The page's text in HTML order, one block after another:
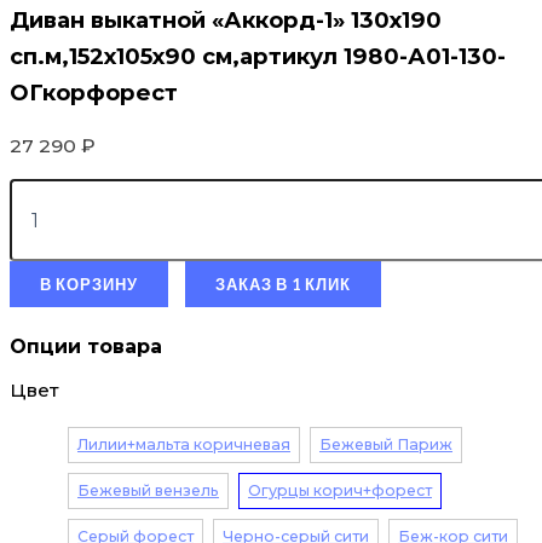
Диван выкатной «Аккорд-1» 130х190
сп.м,152х105х90 см,артикул 1980-А01-130-
ОГкорфорест
27 290 ₽
В КОРЗИНУ ЗАКАЗ В 1 КЛИК
Опции товара
Цвет
Лилии+мальта коричневая Бежевый Париж
Бежевый вензель Огурцы корич+форест
Серый форест Черно-серый сити Беж-кор сити